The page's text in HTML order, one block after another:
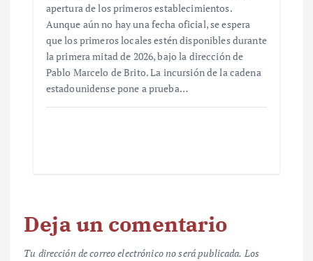
apertura de los primeros establecimientos.
Aunque aún no hay una fecha oficial, se espera
que los primeros locales estén disponibles durante
la primera mitad de 2026, bajo la dirección de
Pablo Marcelo de Brito. La incursión de la cadena
estadounidense pone a prueba…
Deja un comentario
Tu dirección de correo electrónico no será publicada. Los